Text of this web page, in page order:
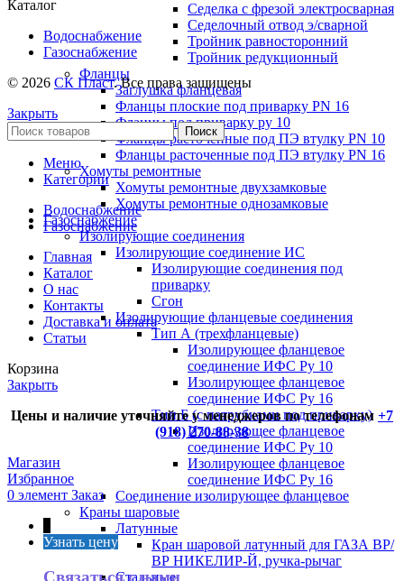
Седелка с фрезой электросварная
Седелочный отвод э/сварной
Тройник равносторонний
Тройник редукционный
Фланцы
Заглушка фланцевая
Фланцы плоские под приварку PN 16
Фланцы под приварку ру 10
Фланцы расточенные под ПЭ втулку PN 10
Фланцы расточенные под ПЭ втулку PN 16
Хомуты ремонтные
Хомуты ремонтные двухзамковые
Хомуты ремонтные однозамковые
Газоснабжение
Изолирующие соединения
Изолирующие соединение ИС
Изолирующие соединения под
приварку
Сгон
Изолирующие фланцевые соединения
Тип А (трехфланцевые)
Изолирующее фланцевое
соединение ИФС Ру 10
Изолирующее фланцевое
соединение ИФС Ру 16
Тип Б (с патрубками под приварку)
Изолирующее фланцевое
соединение ИФС Ру 10
Изолирующее фланцевое
соединение ИФС Ру 16
Соединение изолирующее фланцевое
Краны шаровые
Латунные
Кран шаровой латунный для ГАЗА ВР/
ВР НИКЕЛИР-Й, ручка-рычаг
Стальные
Каталог
Водоснабжение
Газоснабжение
© 2026 СК Пласт. Все права защищены
Закрыть
Поиск
Меню
Категории
Водоснабжение
Газоснабжение
Главная
Каталог
О нас
Контакты
Доставка и оплата
Статьи
Корзина
Закрыть
Цены и наличие уточняйте у менеджеров по телефонам +7
(918) 270-88-38
Магазин
Избранное
0 элемент Заказ
Узнать цену
Связаться с нами